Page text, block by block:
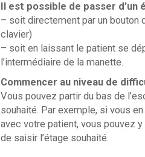
Il est possible de passer d’un
– soit directement par un bouton
clavier)
– soit en laissant le patient se
l’intermédiaire de la manette.
Commencer au niveau de
Vous pouvez partir du bas de
souhaité. Par exemple, si vous
avec votre patient, vous pouvez
de saisir l’étage souhaité.